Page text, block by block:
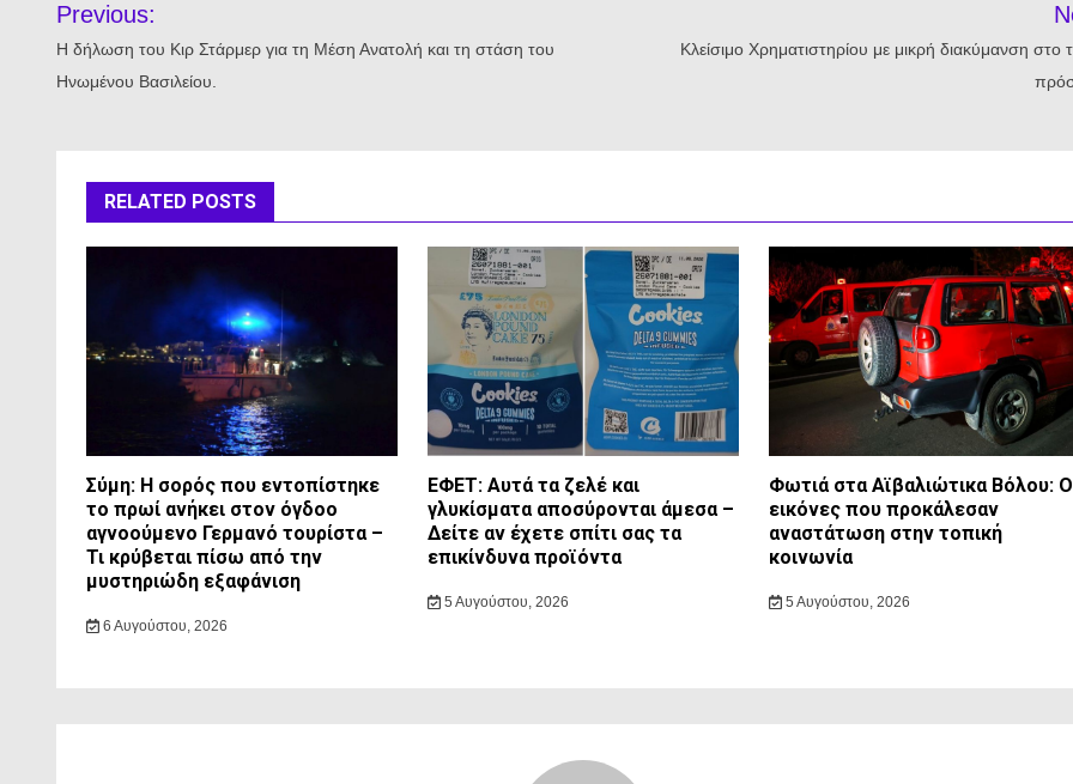
άρθρων
Previous:
Η δήλωση του Κιρ Στάρμερ για τη Μέση Ανατολή και τη στάση του
Ηνωμένου Βασιλείου.
Κλείσιμο Χρηματιστηρίου με μικρή διακύμανση στο
RELATED POSTS
Σύμη: Η σορός που εντοπίστηκε
το πρωί ανήκει στον όγδοο
αγνοούμενο Γερμανό τουρίστα –
Τι κρύβεται πίσω από την
μυστηριώδη εξαφάνιση
6 Αυγούστου, 2026
ΕΦΕΤ: Αυτά τα ζελέ και
γλυκίσματα αποσύρονται άμεσα –
Δείτε αν έχετε σπίτι σας τα
επικίνδυνα προϊόντα
5 Αυγούστου, 2026
Φωτιά στα Αϊβαλιώτικα Βόλου:
εικόνες που προκάλεσαν
αναστάτωση στην τοπική
κοινωνία
5 Αυγούστου, 2026